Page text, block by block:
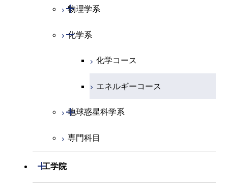
数学コース
物理学系
開閉
化学系
開閉
化学コース
エネルギーコース
地球惑星科学系
開閉
地球惑星科学コース
専門科目
工学院
開閉